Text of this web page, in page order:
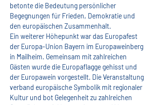
betonte die Bedeutung persönlicher
Begegnungen für Frieden, Demokratie und
den europäischen Zusammenhalt.
Ein weiterer Höhepunkt war das Europafest
der Europa-Union Bayern im Europaweinberg
in Mailheim. Gemeinsam mit zahlreichen
Gästen wurde die Europaflagge gehisst und
der Europawein vorgestellt. Die Veranstaltung
verband europäische Symbolik mit regionaler
Kultur und bot Gelegenheit zu zahlreichen